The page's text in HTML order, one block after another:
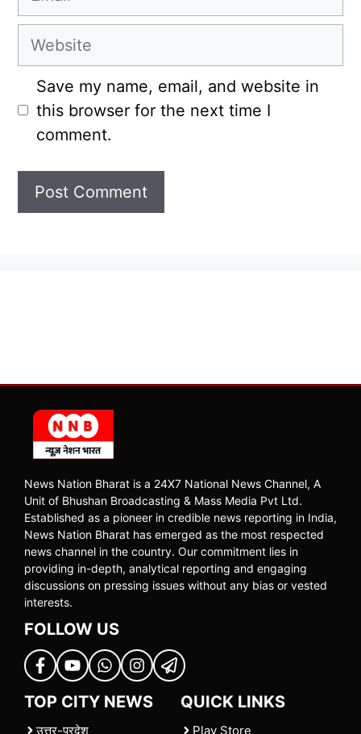
Website
Save my name, email, and website in
this browser for the next time I
comment.
News Nation Bharat is a 24X7 National News Channel, A
Unit of Bhushan Broadcasting & Mass Media Pvt Ltd.
Established as a pioneer in credible news reporting in India,
News Nation Bharat has emerged as the most respected
news channel in the country. Our commitment lies in
providing in-depth, analytical reporting and engaging
discussions on pressing issues without any bias or vested
interests.
FOLLOW US
TOP CITY NEWS
उत्तर-प्रदेश
QUICK LINKS
Play Store